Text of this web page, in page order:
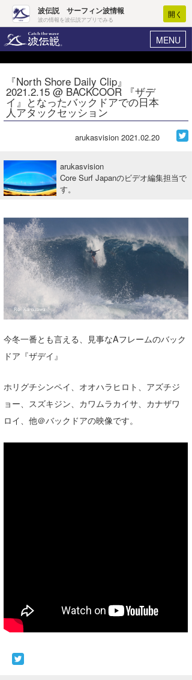
波伝説 サーフィン波情報
波の情報を波伝説アプリでみる
開く
MENU
ヘルプ マイホーム
ログイン
新規会員登録
WAVE HUNTER波予想ツール
気象情報
サーフィンエリアガイド
会員メニュー
今月のプレゼント
『North Shore Daily Clip』
2021.2.15 @ BACKCOOR 『ザデ
イ』となったバックドアでの日本
人アタックセッション
arukasvision 2021.02.20
arukasvision
Core Surf Japanのビデオ編集担当で
す。
今冬一番とも言える、見事なAフレームのバック
ドア『ザデイ』
ホリグチシンペイ、オオハラヒロト、アズチジ
ョー、スズキジン、カワムラカイサ、カナザワ
ロイ、他＠バックドアの映像です。
Core Surf Japan
コンテスト
コラム
ショップ情報
ショップ情報
湘南
千葉北
千葉南
四国
沖縄
ウラナミ
お知らせ
その他
VOTE!
サーファーズ
波伝説アンバサダー/プロライダー